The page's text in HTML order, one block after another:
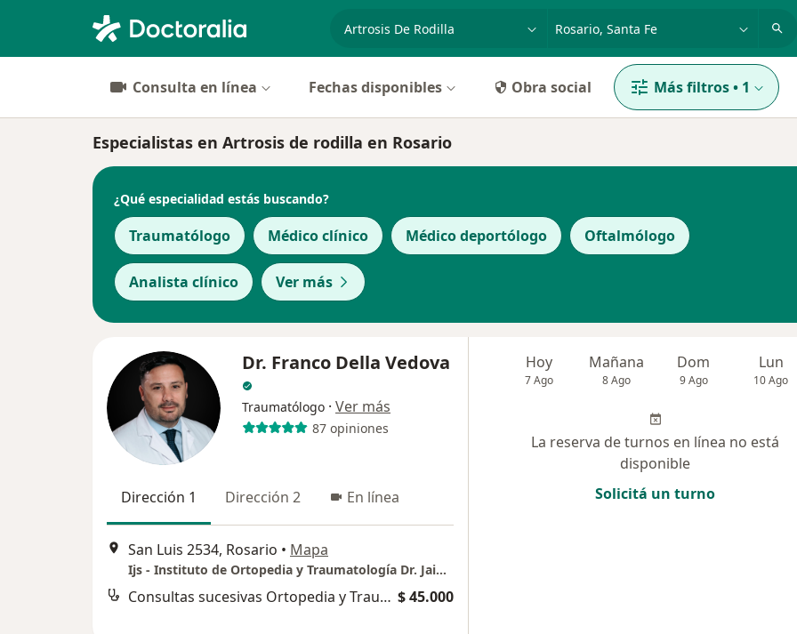
Consulta en línea Fechas disponibles Obra social Más filtros• 1
Especialistas en Artrosis de rodilla en Rosario
¿Qué especialidad estás buscando?
Traumatólogo Médico clínico Médico deportólogo Oftalmólogo
Analista clínico Ver más
Dr. Franco Della Vedova
Traumatólogo · Ver más
87 opiniones
Dirección 1 Dirección 2 En línea
San Luis 2534, Rosario • Mapa
Ijs - Instituto de Ortopedia y Traumatología Dr. Jaime Slullitel
Consultas sucesivas Ortopedia y Traumatología $ 45.000
Hoy
7 Ago
Mañana
8 Ago
Dom
9 Ago
Lun
10 Ago
La reserva de turnos en línea no está
disponible
Solicitá un turno